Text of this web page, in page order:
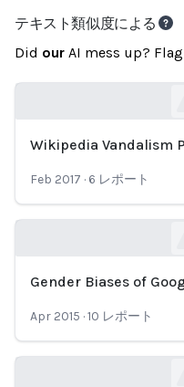
テキスト類似度による
Did our AI mess up? Flag
Loading...
Wikipedia Vandalism
Feb 2017 · 6 レポート
Gender Biases of
Apr 2015 ·10 レポート